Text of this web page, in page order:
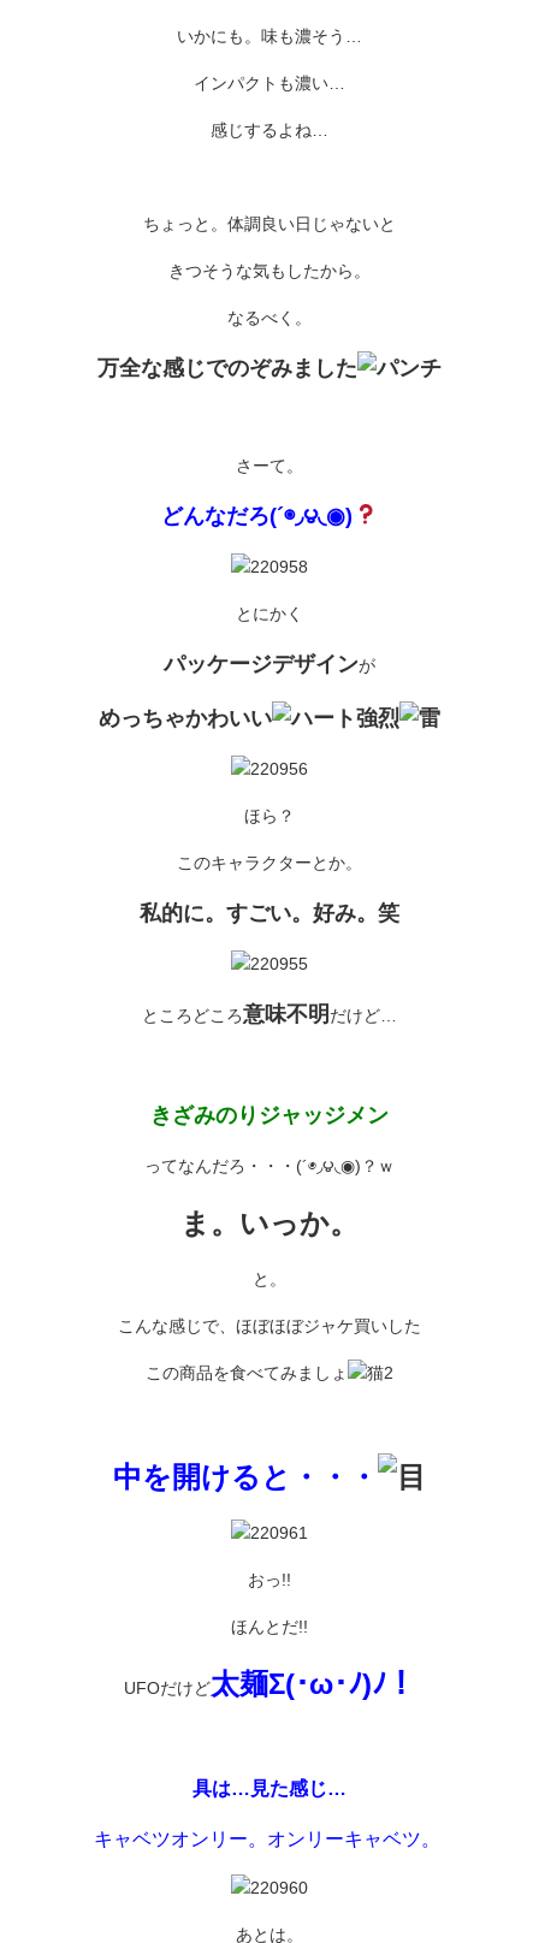
いかにも。味も濃そう…
インパクトも濃い…
感じするよね…
ちょっと。体調良い日じゃないと
きつそうな気もしたから。
なるべく。
万全な感じでのぞみました
さーて。
どんなだろ(´◉◞౪◟◉)
とにかく
パッケージデザインが
めっちゃかわいい 強烈
ほら？
このキャラクターとか。
私的に。すごい。好み。笑
ところどころ意味不明 だけど…
きざみのりジャッジメン
ってなんだろ・・・(´◉◞౪◟◉)？ｗ
ま。いっか。
と。
こんな感じで、ほぼほぼジャケ買いした
この商品を食べてみましょ
中を開けると・・・
おっ!!
ほんとだ!!
UFOだけど太麺Σ(･ω･ﾉ)ﾉ！
具は…見た感じ…
キャベツオンリー。オンリーキャベツ。
あとは。